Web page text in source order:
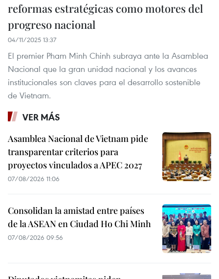
reformas estratégicas como motores del
progreso nacional
04/11/2025 13:37
El premier Pham Minh Chinh subraya ante la Asamblea
Nacional que la gran unidad nacional y los avances
institucionales son claves para el desarrollo sostenible
de Vietnam.
VER MÁS
Asamblea Nacional de Vietnam pide
transparentar criterios para
proyectos vinculados a APEC 2027
07/08/2026 11:06
Consolidan la amistad entre países
de la ASEAN en Ciudad Ho Chi Minh
07/08/2026 09:56